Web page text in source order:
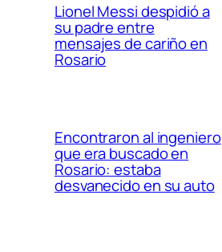
Lionel Messi despidió a
su padre entre
mensajes de cariño en
Rosario
Encontraron al ingeniero
que era buscado en
Rosario: estaba
desvanecido en su auto